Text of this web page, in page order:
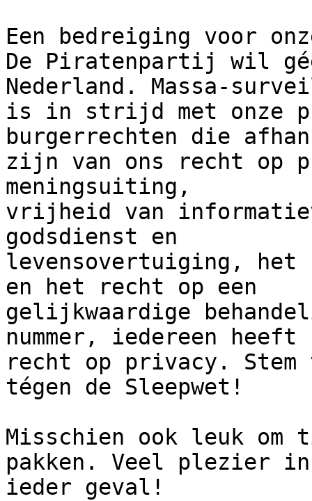
Een bedreiging voor
De Piratenpartij wil
Nederland. Massa-
is in strijd met onze
burgerrechten die
zijn van ons recht op
meningsuiting,
vrijheid van
godsdienst en
levensovertuiging,
en het recht op een
gelijkwaardige
nummer, iedereen heeft
recht op privacy. Stem
tégen de Sleepwet!
Misschien ook leuk om
pakken. Veel plezier in
ieder geval!